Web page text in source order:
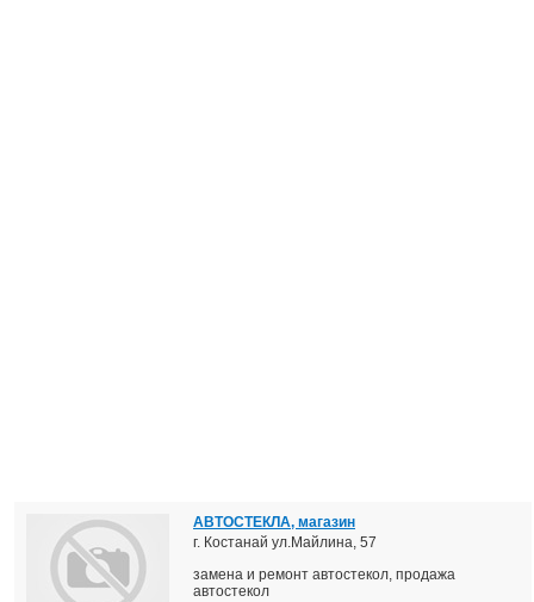
АВТОСТЕКЛА, магазин
г. Костанай ул.Майлина, 57
замена и ремонт автостекол, продажа
автостекол